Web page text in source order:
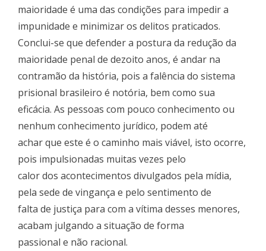
maioridade é uma das condições para impedir a
impunidade e minimizar os delitos praticados.
Conclui-se que defender a postura da redução da
maioridade penal de dezoito anos, é andar na
contramão da história, pois a falência do sistema
prisional brasileiro é notória, bem como sua
eficácia. As pessoas com pouco conhecimento ou
nenhum conhecimento jurídico, podem até
achar que este é o caminho mais viável, isto ocorre,
pois impulsionadas muitas vezes pelo
calor dos acontecimentos divulgados pela mídia,
pela sede de vingança e pelo sentimento de
falta de justiça para com a vítima desses menores,
acabam julgando a situação de forma
passional e não racional.